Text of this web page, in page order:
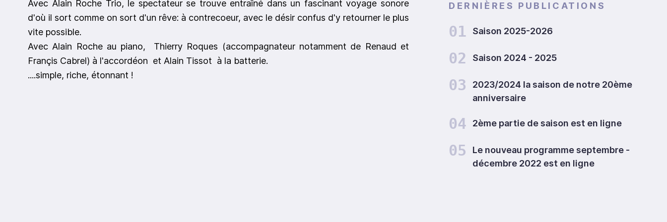
Avec Alain Roche Trio, le spectateur se trouve entraîné dans un fascinant voyage sonore
d'où il sort comme on sort d'un rêve: à contrecoeur, avec le désir confus d'y retourner le plus
vite possible.
Avec Alain Roche au piano, Thierry Roques (accompagnateur notamment de Renaud et
Françis Cabrel) à l'accordéon et Alain Tissot à la batterie.
....simple, riche, étonnant !
DERNIÈRES PUBLICATIONS
01 Saison 2025-2026
02 Saison 2024 - 2025
03
2023/2024 la saison de notre 20ème
anniversaire
04 2ème partie de saison est en ligne
05
Le nouveau programme septembre -
décembre 2022 est en ligne